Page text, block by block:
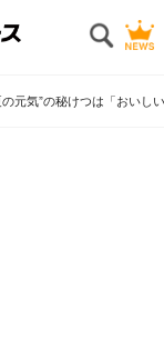
の元気”の秘けつは「おい